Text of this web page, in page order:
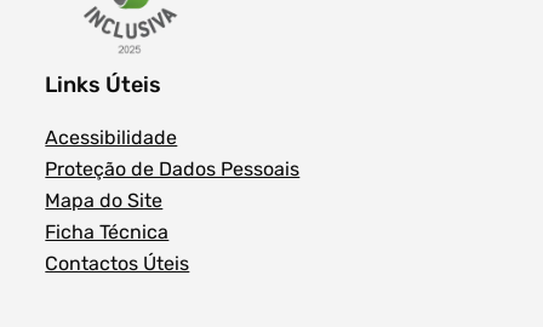
Links Úteis
Acessibilidade
Proteção de Dados Pessoais
Mapa do Site
Ficha Técnica
Contactos Úteis